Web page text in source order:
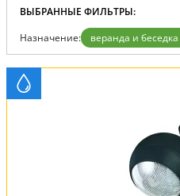
ВЫБРАННЫЕ ФИЛЬТРЫ:
Назначение: веранда и беседка